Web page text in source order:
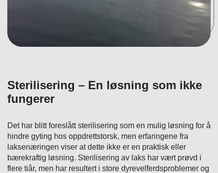
Sterilisering – En løsning som ikke
fungerer
Det har blitt foreslått sterilisering som en mulig løsning for å
hindre gyting hos oppdrettstorsk, men erfaringene fra
laksenæringen viser at dette ikke er en praktisk eller
bærekraftig løsning. Sterilisering av laks har vært prøvd i
flere tiår, men har resultert i store dyrevelferdsproblemer og